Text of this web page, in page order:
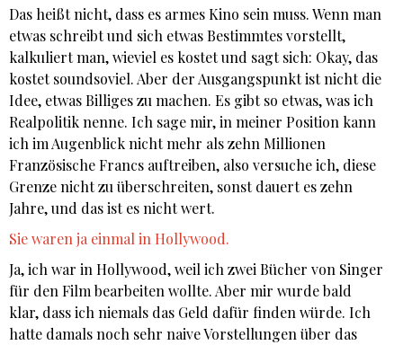
Das heißt nicht, dass es armes Kino sein muss. Wenn man
etwas schreibt und sich etwas Bestimmtes vorstellt,
kalkuliert man, wieviel es kostet und sagt sich: Okay, das
kostet soundsoviel. Aber der Ausgangspunkt ist nicht die
Idee, etwas Billiges zu machen. Es gibt so etwas, was ich
Realpolitik nenne. Ich sage mir, in meiner Position kann
ich im Augenblick nicht mehr als zehn Millionen
Französische Francs auftreiben, also versuche ich, diese
Grenze nicht zu überschreiten, sonst dauert es zehn
Jahre, und das ist es nicht wert.
Sie waren ja einmal in Hollywood.
Ja, ich war in Hollywood, weil ich zwei Bücher von Singer
für den Film bearbeiten wollte. Aber mir wurde bald
klar, dass ich niemals das Geld dafür finden würde. Ich
hatte damals noch sehr naive Vorstellungen über das